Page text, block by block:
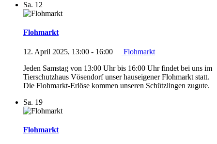
Sa. 12
Flohmarkt
12. April 2025, 13:00 - 16:00
Flohmarkt
Jeden Samstag von 13:00 Uhr bis 16:00 Uhr findet bei uns im
Tierschutzhaus Vösendorf unser hauseigener Flohmarkt statt.
Die Flohmarkt-Erlöse kommen unseren Schützlingen zugute.
Sa. 19
Flohmarkt